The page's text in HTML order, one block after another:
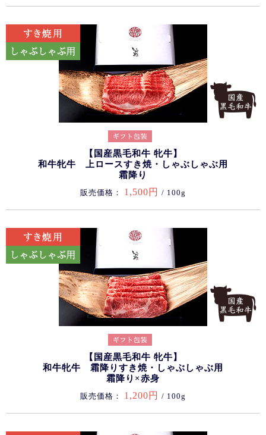
【国産黒毛和牛 牝牛】
和牛牝牛 上ロースすき焼・しゃぶしゃぶ用
霜降り
販売価格： 1,500円 / 100g
【国産黒毛和牛 牝牛】
和牛牝牛 霜降りすき焼・しゃぶしゃぶ用
霜降り×赤身
販売価格： 1,200円 / 100g